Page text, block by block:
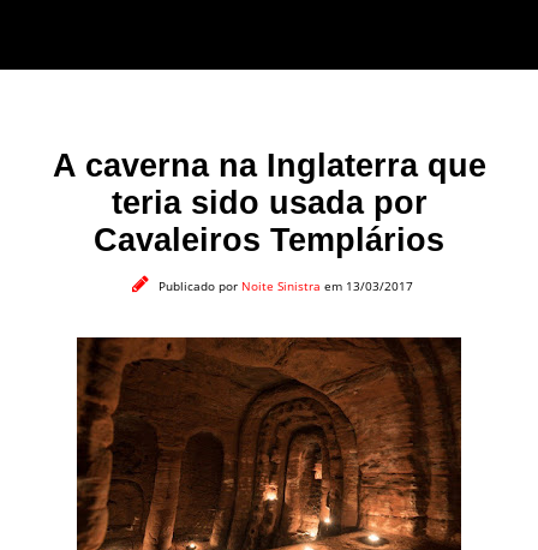
A caverna na Inglaterra que
teria sido usada por
Cavaleiros Templários
Publicado por Noite Sinistra em 13/03/2017